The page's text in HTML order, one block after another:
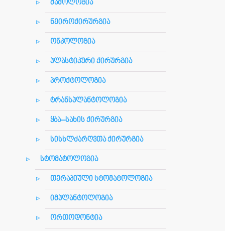
მამოლოგია
ნეიროქირურგია
ონკოლოგია
პლასტიკური ქირურგია
პროქტოლოგია
ტრანსპლანტოლოგია
ყბა–სახის ქირურგია
სისხლძარღვთა ქირურგია
სტომატოლოგია
თერაპიული სტომატოლოგია
იმპლანტოლოგია
ორთოდონტია